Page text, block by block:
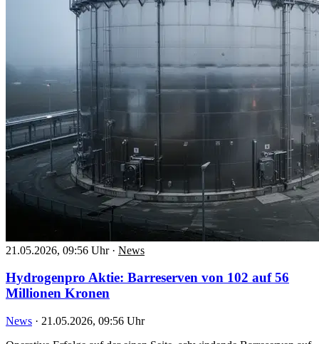
21.05.2026, 09:56 Uhr · News
Hydrogenpro Aktie: Barreserven von 102 auf 56
Millionen Kronen
News · 21.05.2026, 09:56 Uhr